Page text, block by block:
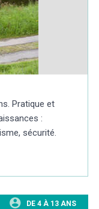
Pratique et
:
sécurité.
DE 4 À 13 ANS